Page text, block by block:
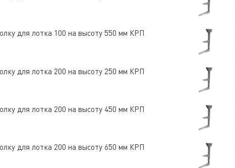
для лотка 100 на высоту 550 мм КРП
для лотка 200 на высоту 250 мм КРП
для лотка 200 на высоту 450 мм КРП
для лотка 200 на высоту 650 мм КРП